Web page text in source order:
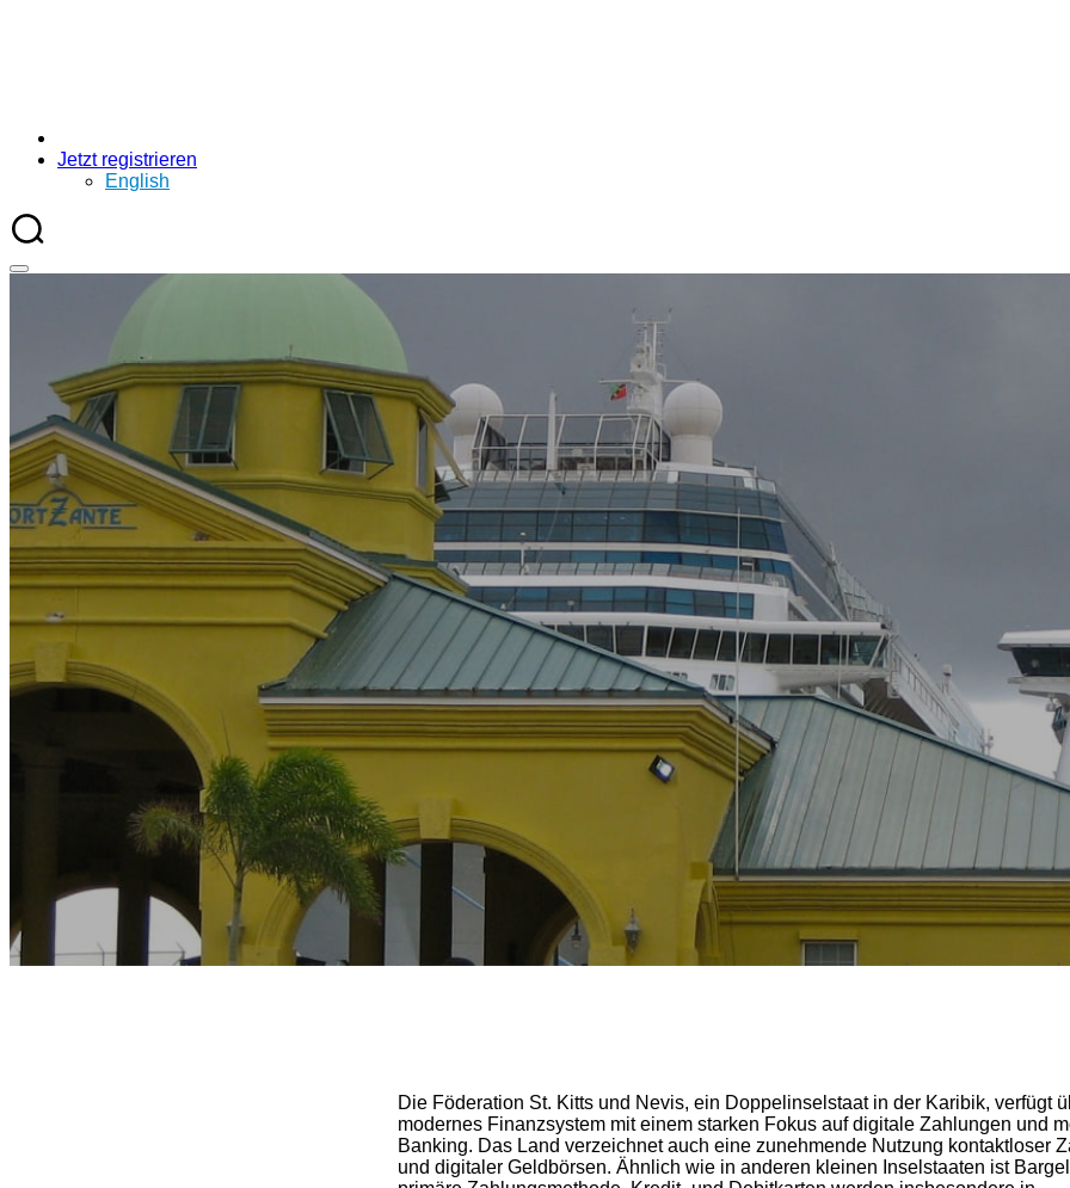
Jetzt registrieren
English
Die Föderation St. Kitts und Nevis, ein Doppelinselstaat in der Karibik, verfügt
modernes Finanzsystem mit einem starken Fokus auf digitale Zahlungen und
Banking. Das Land verzeichnet auch eine zunehmende Nutzung kontaktloser
und digitaler Geldbörsen. Ähnlich wie in anderen kleinen Inselstaaten ist